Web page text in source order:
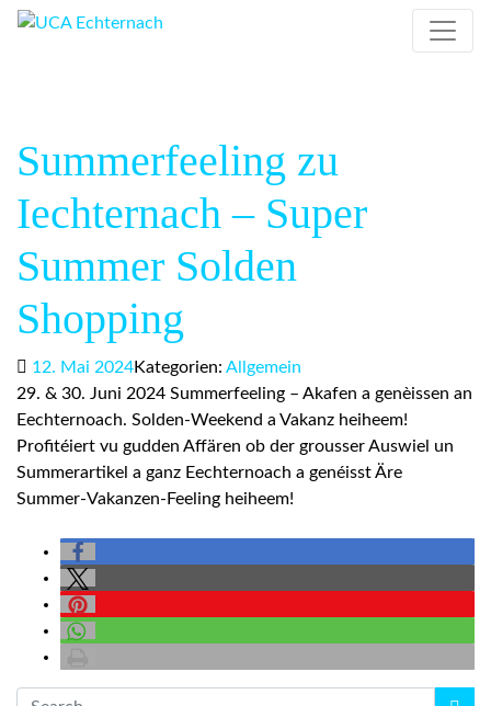
Summerfeeling zu
Iechternach – Super
Summer Solden
Shopping
12. Mai 2024Kategorien: Allgemein
29. & 30. Juni 2024 Summerfeeling – Akafen a genèissen an
Eechternoach. Solden-Weekend a Vakanz heiheem!
Profitéiert vu gudden Affären ob der grousser Auswiel un
Summerartikel a ganz Eechternoach a genéisst Äre
Summer-Vakanzen-Feeling heiheem!